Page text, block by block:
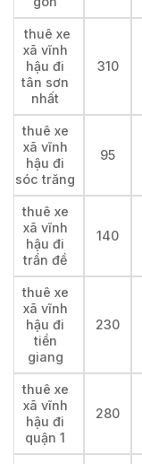
thuê xe
xã vĩnh
hậu đi
tân sơn
nhất
310
thuê xe
xã vĩnh
hậu đi
sóc trăng
95
thuê xe
xã vĩnh
hậu đi
trần đề
140
thuê xe
xã vĩnh
hậu đi
tiền
giang
230
thuê xe
xã vĩnh
hậu đi
quận 1
280